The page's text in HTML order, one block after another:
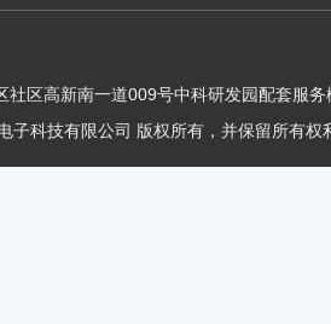
社区高新南一道009号中科研发园配套服务
子科技有限公司 版权所有，并保留所有权